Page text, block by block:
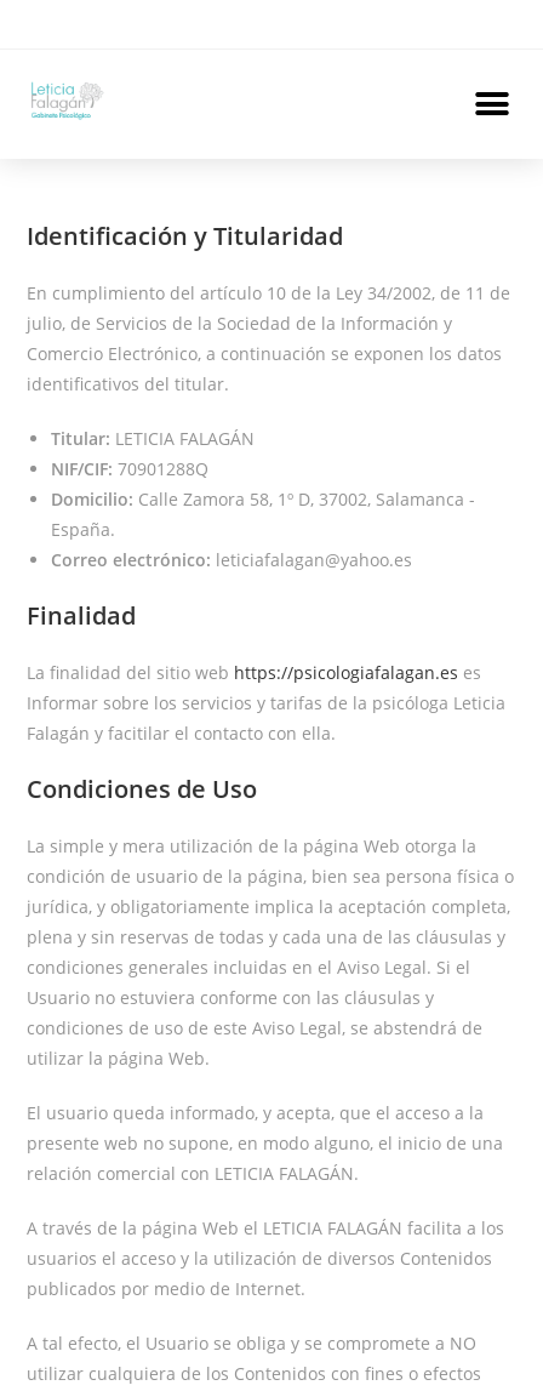
Identificación y Titularidad
En cumplimiento del artículo 10 de la Ley 34/2002, de 11 de
julio, de Servicios de la Sociedad de la Información y
Comercio Electrónico, a continuación se exponen los datos
identificativos del titular.
Titular: LETICIA FALAGÁN
NIF/CIF: 70901288Q
Domicilio: Calle Zamora 58, 1º D, 37002, Salamanca -
España.
Correo electrónico: leticiafalagan@yahoo.es
Finalidad
La finalidad del sitio web https://psicologiafalagan.es es
Informar sobre los servicios y tarifas de la psicóloga Leticia
Falagán y facitilar el contacto con ella.
Condiciones de Uso
La simple y mera utilización de la página Web otorga la
condición de usuario de la página, bien sea persona física o
jurídica, y obligatoriamente implica la aceptación completa,
plena y sin reservas de todas y cada una de las cláusulas y
condiciones generales incluidas en el Aviso Legal. Si el
Usuario no estuviera conforme con las cláusulas y
condiciones de uso de este Aviso Legal, se abstendrá de
utilizar la página Web.
El usuario queda informado, y acepta, que el acceso a la
presente web no supone, en modo alguno, el inicio de una
relación comercial con LETICIA FALAGÁN.
A través de la página Web el LETICIA FALAGÁN facilita a los
usuarios el acceso y la utilización de diversos Contenidos
publicados por medio de Internet.
A tal efecto, el Usuario se obliga y se compromete a NO
utilizar cualquiera de los Contenidos con fines o efectos